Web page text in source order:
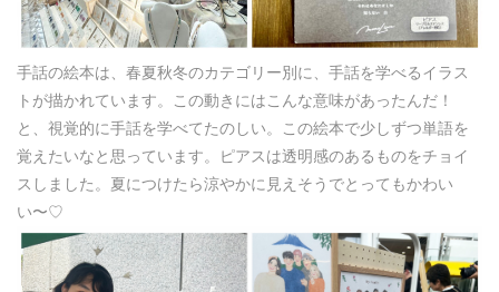
手話の絵本は、春夏秋冬のカテゴリー別に、手話を学べるイラス
トが描かれています。この動きにはこんな意味があったんだ！
と、視覚的に手話を学べてたのしい。この絵本で少しずつ単語を
覚えたいなと思っています。ピアスは透明感のあるものをチョイ
スしました。夏につけたら涼やかに見えそうでとってもかわい
い〜♡